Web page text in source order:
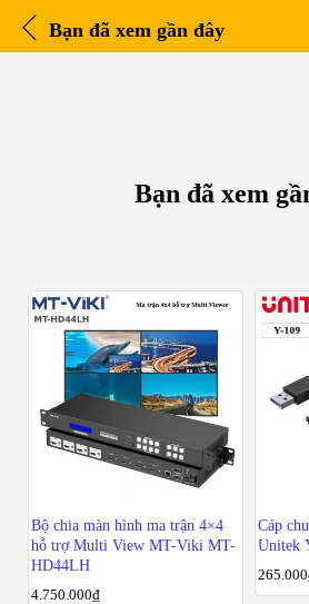
Bạn đã xem gần đây
Bạn đã xem
Bộ chia màn hình ma trận 4×4
hỗ trợ Multi View MT-Viki MT-
HD44LH
4.750.000₫
Cáp
Unitek
265.000